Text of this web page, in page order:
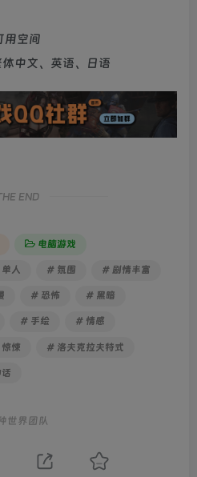
用空间
中文、英语、日语
END
电脑游戏
人 # 氛围 # 剧情丰富
# 恐怖 # 黑暗
# 手绘 # 情感
悚 # 洛夫克拉夫特式
世界团队